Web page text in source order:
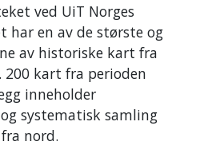
ved UiT Norges
har en av de største og
av historiske kart fra
200 kart fra perioden
inneholder
systematisk samling
nord.